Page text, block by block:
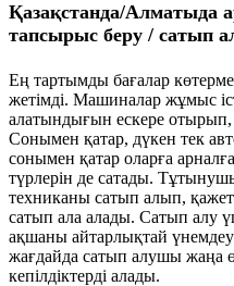
Қазақстанда/Алматыда
тапсырыс беру / сатып
Ең тартымды бағалар
жетімді. Машиналар жұмыс
алатындығын ескере
Сонымен қатар, дүкен тек
сонымен қатар оларға
түрлерін де сатады.
техниканы сатып алып,
сатып ала алады. Сатып алу
ақшаны айтарлықтай
жағдайда сатып алушы жаңа
кепілдіктерді алады.